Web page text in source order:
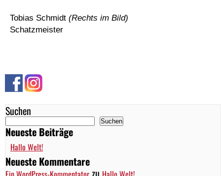
Suchen
Suchen
Neueste Beiträge
Hallo Welt!
Neueste Kommentare
Tobias Schmidt (Rechts im Bild)
Schatzmeister